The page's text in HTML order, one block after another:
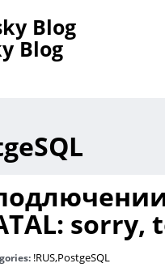
Blog
sorry,
!RUS,PostgeSQL